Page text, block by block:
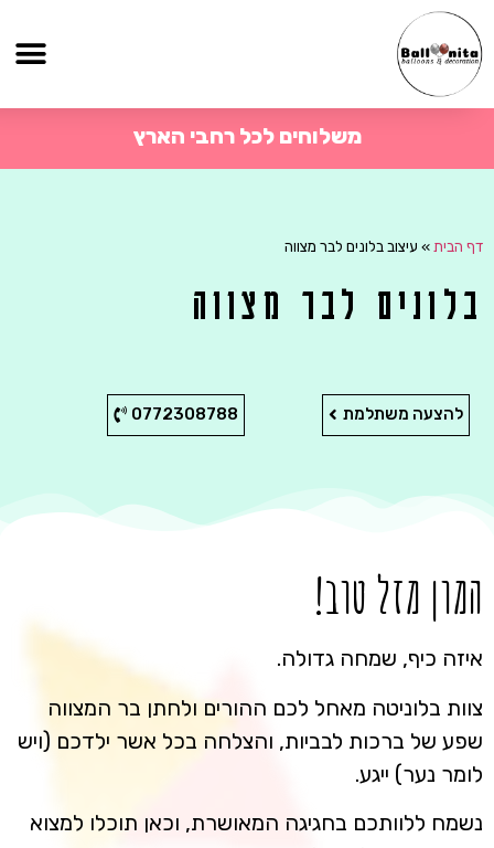
משלוחים לכל רחבי הארץ
דף הבית» עיצוב בלונים לבר מצווה
בלונים לבר מצווה
להצעה משתלמת 0772308788
המון מזל טוב!
איזה כיף, שמחה גדולה.
צוות בלוניטה מאחל לכם ההורים ולחתן בר המצווה
שפע של ברכות לבביות, והצלחה בכל אשר ילדכם (ויש
לומר נער) ייגע.
נשמח ללוותכם בחגיגה המאושרת, וכאן תוכלו למצוא